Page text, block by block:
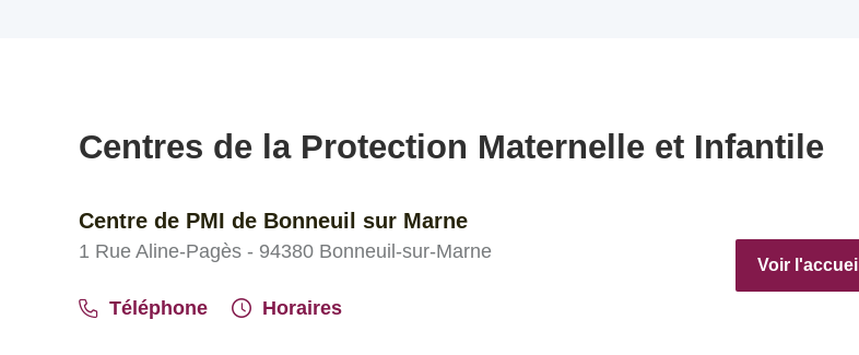
Centres de la Protection Maternelle et Infantile
Centre de PMI de Bonneuil sur Marne
1 Rue Aline-Pagès - 94380 Bonneuil-sur-Marne
Téléphone Horaires
Voir l'accueil